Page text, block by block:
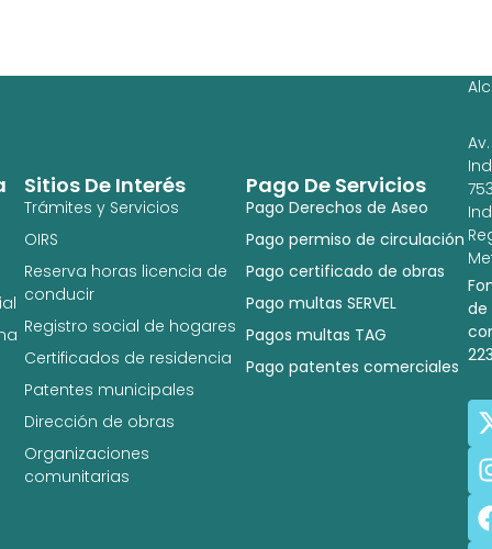
Pago De Servicios
Pago Derechos de Aseo
Pago permiso de circulación
Pago certificado de obras
Pago multas SERVEL
Pagos multas TAG
Pago patentes comerciales
Sitios De Interés
Trámites y Servicios
OIRS
Reserva horas licencia de
conducir
Registro social de hogares
Certificados de residencia
Patentes municipales
Dirección de obras
Organizaciones
comunitarias
Av.
de